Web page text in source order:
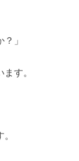
」
す。